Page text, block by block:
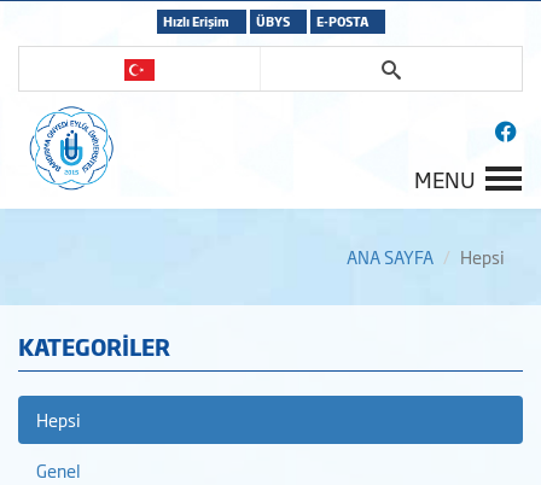
Hızlı Erişim ÜBYS E-POSTA
MENU
ANA SAYFA Hepsi
KATEGORİLER
Hepsi
Genel